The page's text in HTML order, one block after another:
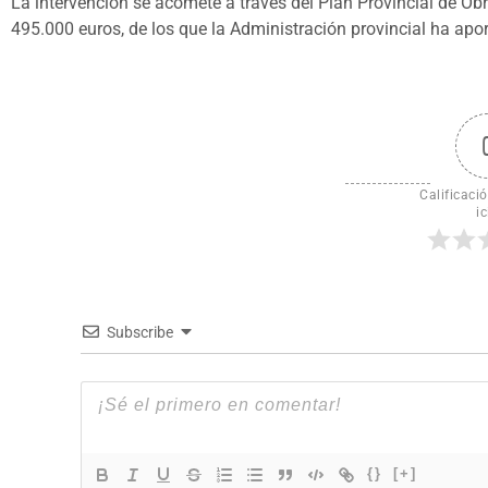
495.000 euros, de los que la Administración provincial ha
Subscribe
{} [+]